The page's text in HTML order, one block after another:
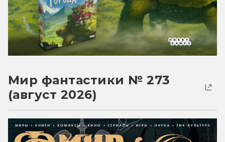
Мир фантастики № 273
(август 2026)